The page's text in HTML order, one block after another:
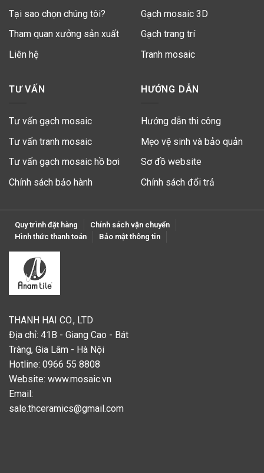
Tại sao chọn chúng tôi?
Tham quan xưởng sản xuất
Liên hệ
Gạch mosaic 3D
Gạch trang trí
Tranh mosaic
TƯ VẤN
Tư vấn gạch mosaic
Tư vấn tranh mosaic
Tư vấn gạch mosaic hồ bơi
Chính sách bảo hành
HƯỚNG DẪN
Hướng dẫn thi công
Mẹo vệ sinh và bảo quản
Sơ đồ website
Chính sách đổi trả
Quy trình đặt hàng
Chính sách vận chuyển
Hình thức thanh toán
Bảo mật thông tin
THANH HAI CO., LTD
Địa chỉ: 41B - Giang Cao - Bát
Tràng, Gia Lâm - Hà Nội
Hotline: 0966 55 8808
Website: www.mosaic.vn
Email:
sale.thceramics@gmail.com